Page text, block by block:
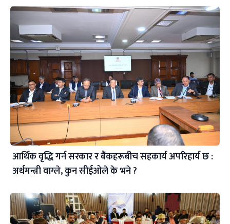
आर्थिक वृद्धि गर्न सरकार र बैंकहरूबीच सहकार्य अपरिहार्य छ :
अर्थमन्त्री वाग्ले, कुन सीईओले के भने ?